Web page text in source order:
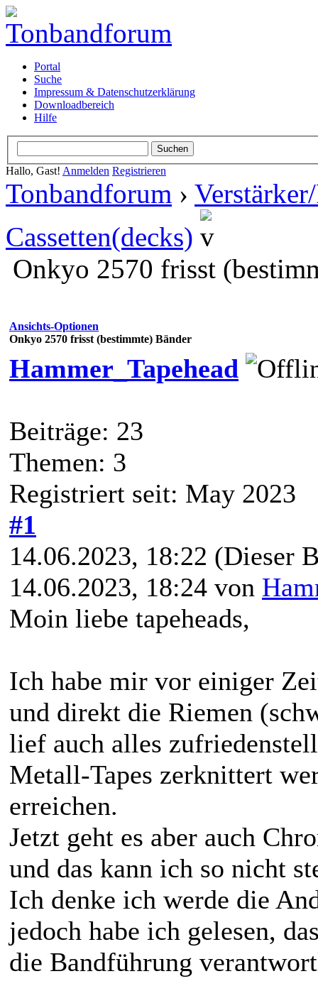
Portal
Suche
Impressum & Datenschutzerklärung
Downloadbereich
Hilfe
Hallo, Gast! Anmelden Registrieren
Tonbandforum ›
Cassetten(decks)
Onkyo 2570 frisst
Ansichts-Optionen
Onkyo 2570 frisst (bestimmte) Bänder
Hammer_Tapehead
Beiträge: 23
Themen: 3
Registriert seit: May 2023
#1
14.06.2023, 18:22 (Dieser
14.06.2023, 18:24 von
Moin liebe tapeheads,
Ich habe mir vor einiger
und direkt die Riemen
lief auch alles
Metall-Tapes zerknittert
erreichen.
Jetzt geht es aber auch
und das kann ich so nicht
Ich denke ich werde die
jedoch habe ich gelesen,
die Bandführung